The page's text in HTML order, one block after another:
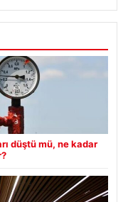
düştü mü, ne kadar